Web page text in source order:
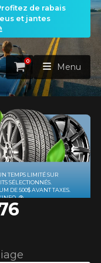
de rabais
et jantes
VOIR TOUT
Par véhicule
Panier
0
Menu
TEMPS LIMITÉ SUR
SÉLECTIONNÉS.
DE 500$ AVANT TAXES.